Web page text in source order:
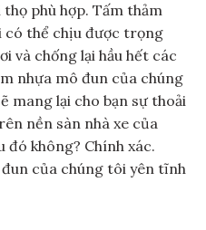
phù hợp. Tấm thảm
có thể chịu được trọng
và chống lại hầu hết các
nhựa mô đun của chúng
mang lại cho bạn sự thoải
nền sàn nhà xe của
đó không? Chính xác.
của chúng tôi yên tĩnh